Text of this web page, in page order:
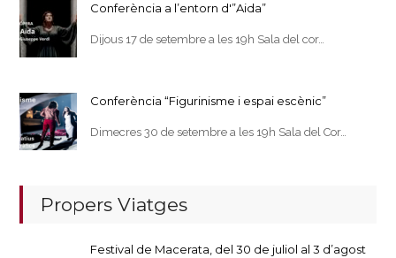
Conferència a l’entorn d'”Aida”
Dijous 17 de setembre a les 19h Sala del cor…
Conferència “Figurinisme i espai escènic”
Dimecres 30 de setembre a les 19h Sala del Cor…
Propers Viatges
Festival de Macerata, del 30 de juliol al 3 d’agost